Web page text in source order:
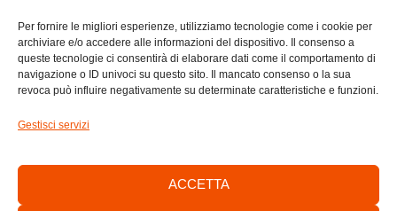
Per fornire le migliori esperienze, utilizziamo tecnologie come i cookie per
archiviare e/o accedere alle informazioni del dispositivo. Il consenso a
queste tecnologie ci consentirà di elaborare dati come il comportamento di
navigazione o ID univoci su questo sito. Il mancato consenso o la sua
revoca può influire negativamente su determinate caratteristiche e funzioni.
Gestisci servizi
ACCETTA
Home
Privacy